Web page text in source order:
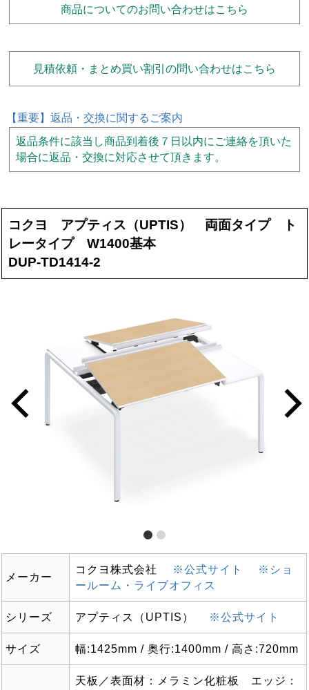
商品についてのお問い合わせはこちら
見積依頼・まとめ買い割引の問い合わせはこちら
【重要】返品・交換に関するご案内
返品条件に該当し商品到着後７日以内にご連絡を頂いた
場合に返品・交換に対応させて頂きます。
コクヨ アプティス（UPTIS） 両面タイプ ト
レータイプ W1400基本
DUP-TD1414-2
メーカー
コクヨ株式会社 ※公式サイト
※ショ
ールーム・ライブオフィス
シリーズ アプティス（UPTIS） ※公式サイト
サイズ 幅:1425mm / 奥行:1400mm / 高さ:720mm
天板／表面材：メラミン化粧板 エッジ：